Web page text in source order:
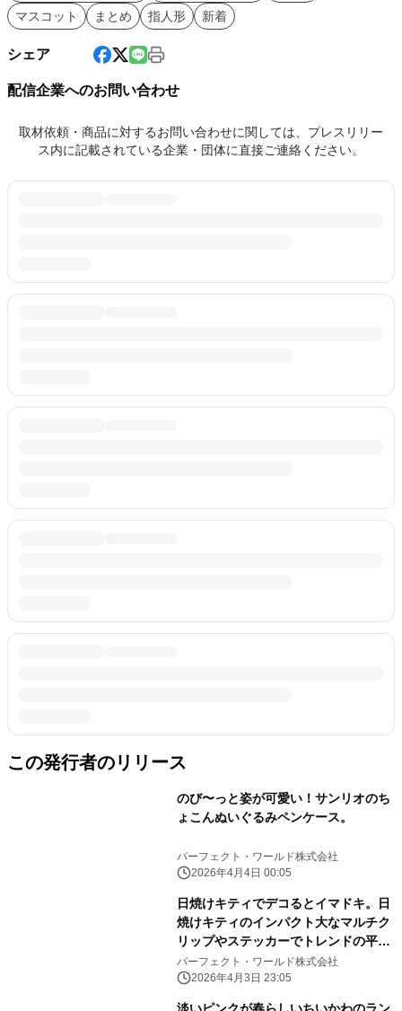
マスコット
まとめ 指人形 新着
シェア
配信企業へのお問い合わせ
取材依頼・商品に対するお問い合わせに関しては、プレスリリー
ス内に記載されている企業・団体に直接ご連絡ください。
この発行者のリリース
のび〜っと姿が可愛い！サンリオのち
ょこんぬいぐるみペンケース。
パーフェクト・ワールド株式会社
2026年4月4日 00:05
日焼けキティでデコるとイマドキ。日
焼けキティのインパクト大なマルチク
リップやステッカーでトレンドの平成
レトロ感ばっちりです。
パーフェクト・ワールド株式会社
2026年4月3日 23:05
淡いピンクが春らしいちいかわのラン